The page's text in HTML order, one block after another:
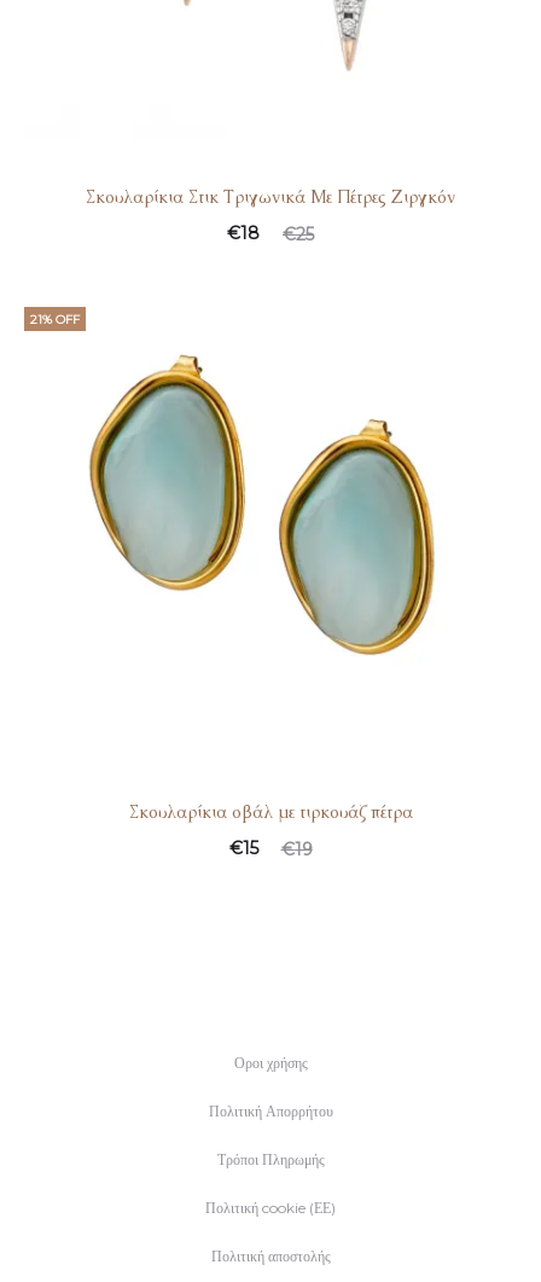
Σκουλαρίκια Στικ Τριγωνικά Με Πέτρες Ζιργκόν
€25
€18
21% OFF
Σκουλαρίκια οβάλ με τιρκουάζ πέτρα
€19
€15
Οροι χρήσης
Πολιτική Απορρήτου
Τρόποι Πληρωμής
Πολιτική cookie (ΕΕ)
Πολιτική αποστολής